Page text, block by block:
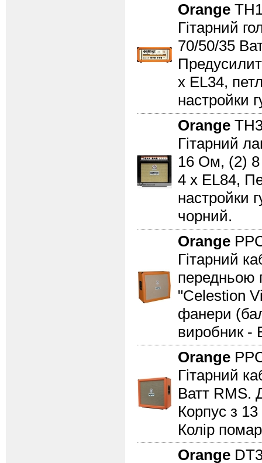
Orange
Гітарний
70/50/35
x EL34,
настройки
Orange
Гітарний
16 Ом, (2)
4 x EL84,
настройки
чорний.
Orange
Гітарний
передньою
"Celestion
фанери
виробник -
Orange
Гітарний
Ватт RMS.
Корпус з
Колір
Orange